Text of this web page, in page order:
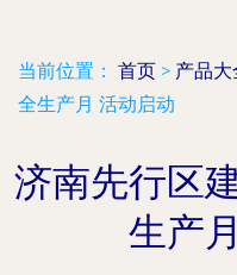
当前位置： 首页 > 产品大
全生产月 活动启动
济南先行区
生产